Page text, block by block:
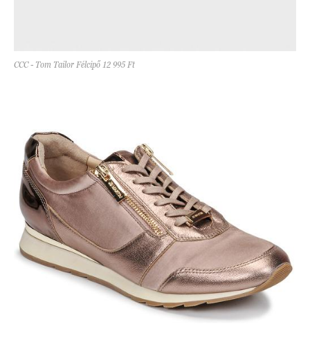
CCC - Tom Tailor Félcipő 12 995 Ft